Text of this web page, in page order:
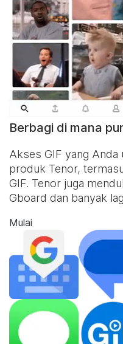
Berbagi di mana
Akses GIF yang Anda
produk Tenor,
GIF. Tenor juga
Gboard dan banyak
Mulai